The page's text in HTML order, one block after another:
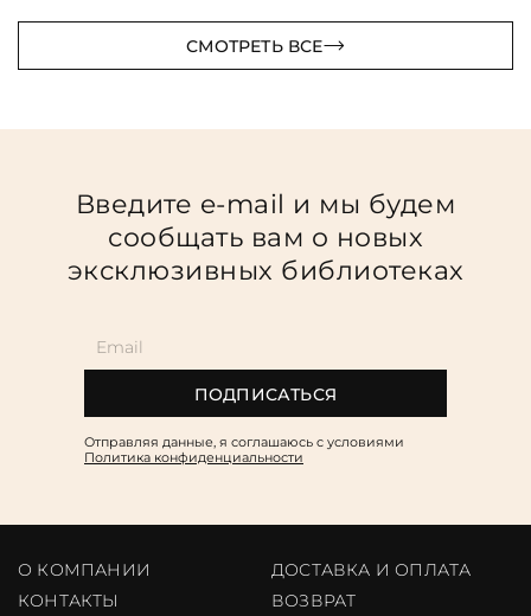
СМОТРЕТЬ ВСЕ
Введите e-mail и мы будем
сообщать вам о новых
эксклюзивных библиотеках
ПОДПИСАТЬСЯ
Отправляя данные, я соглашаюсь c условиями
Политика конфиденциальности
О КОМПАНИИ
ДОСТАВКА И ОПЛАТА
КОНТАКТЫ
ВОЗВРАТ